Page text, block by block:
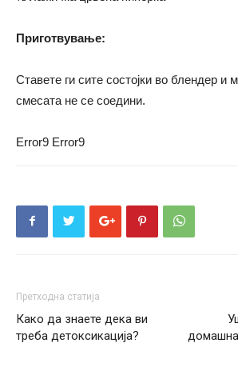
Приготвување:
Ставете ги сите состојки во блендер и
смесата не се соедини.
Error9 Error9
Претходна статија
Како да знаете дека ви
треба детоксикација?